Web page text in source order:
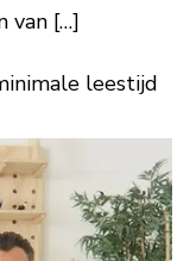
van […]
leestijd